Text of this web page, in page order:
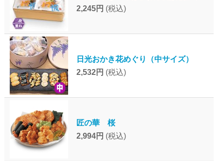
2,245円 (税込)
日光おかき花めぐり（中サイズ）
2,532円 (税込)
匠の華 桜
2,994円 (税込)